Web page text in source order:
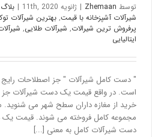
توسطZhemaan
| ژانویه 11th, 2020 | بلاگ
شیرآلات آشپزخانه با قیمت,بهترین شیرآلات توکار,
پرفروش ترین شیرالات,شیرآلات طلایی,شیرآلات
ایتالیایی
" دست کامل شیرآلات " جز اصطلاحات رایج
است. در واقع قیمت یک دست شیرآلات جز
خرید از مغازه داران سطح شهر می شنوید.
مجموعه کامل فروخته می شوند. قیمت یک
دست شیرآلات کامل به معنی [...]